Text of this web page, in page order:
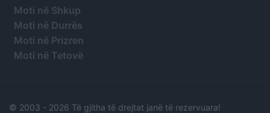
Moti në Shkup
Moti në Durrës
Moti në Prizren
Moti në Tetovë
© 2003 - 2026 Të gjitha të drejtat janë të rezervuara!